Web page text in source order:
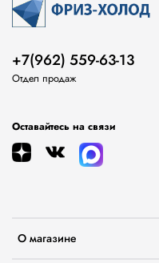
О магазине
+7(962) 559-63-13
Отдел продаж
Оставайтесь на связи